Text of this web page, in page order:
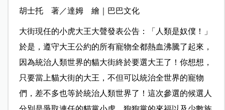
胡士托 著／達姆 繪｜巴巴文化
大街現任的小虎大王大聲發表公告：「人類是奴僕！」
於是，遵守大王公約的所有寵物全都熱血沸騰了起來，
因為統治人類世界的貓大街終於要選大王了！你想想，
只要當上貓大街的大王，不但可以統治全世界的寵物
們，差不多也等於統治人類世界了！這次參選的候選人